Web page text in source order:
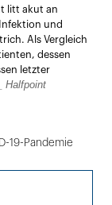
litt akut an
und
Als Vergleich
dessen
letzter
Halfpoint
19-Pandemie